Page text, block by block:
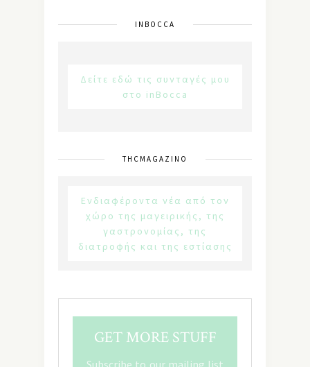
INBOCCA
Δείτε εδώ τις συνταγές μου
στο inBocca
THCMAGAZINO
Ενδιαφέροντα νέα από τον
χώρο της μαγειρικής, της
γαστρονομίας, της
διατροφής και της εστίασης
GET MORE STUFF
Subscribe to our mailing list